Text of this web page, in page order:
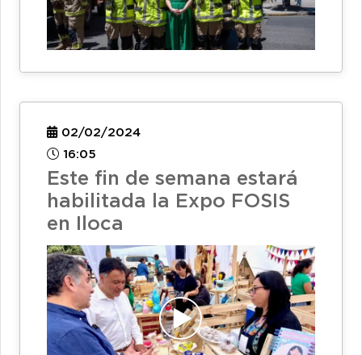
02/02/2024
16:05
Este fin de semana estará
habilitada la Expo FOSIS
en Iloca